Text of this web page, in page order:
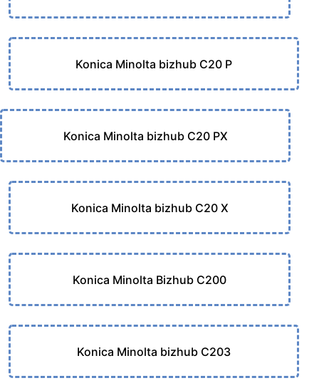
Konica Minolta bizhub C20 P
Konica Minolta bizhub C20 PX
Konica Minolta bizhub C20 X
Konica Minolta Bizhub C200
Konica Minolta bizhub C203